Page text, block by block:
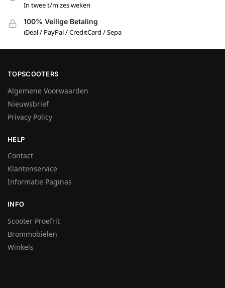
In twee t/m zes weken
100% Veilige Betaling
iDeal / PayPal / CreditCard / Sepa
TOPSCOOTERS
Algemene Voorwaarden
Nieuwsbrief
Privacy Policy
HELP
Contact
Klantenservice
Informatie Paginas
INFO
Scooter Proefrit
Brommobielen
Winkels